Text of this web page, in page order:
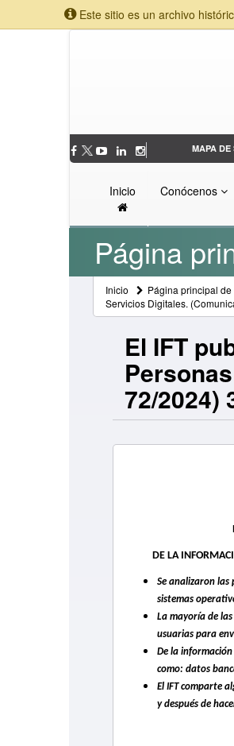
Este sitio es un archivo
MAPA DE
Inicio Conócenos
Página
Inicio Página principal
Servicios Digitales.
El IFT
72/2024)
DE LA
Se analizaron las
sistemas
La mayoría de
usuarias para
De la
como: datos
El IFT comparte
y después de